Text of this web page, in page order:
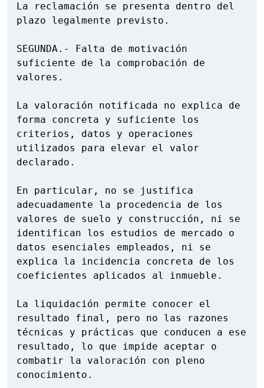
La reclamación se presenta dentro del
plazo legalmente previsto.
SEGUNDA.- Falta de motivación
suficiente de la comprobación de
valores.
La valoración notificada no explica de
forma concreta y suficiente los
criterios, datos y operaciones
utilizados para elevar el valor
declarado.
En particular, no se justifica
adecuadamente la procedencia de los
valores de suelo y construcción, ni se
identifican los estudios de mercado o
datos esenciales empleados, ni se
explica la incidencia concreta de los
coeficientes aplicados al inmueble.
La liquidación permite conocer el
resultado final, pero no las razones
técnicas y prácticas que conducen a ese
resultado, lo que impide aceptar o
combatir la valoración con pleno
conocimiento.